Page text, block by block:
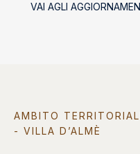
socializzanti
VAI AGLI
AMBITO
- VILLA D’ALMÈ